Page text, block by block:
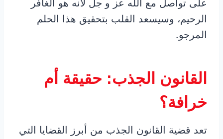
على تواصل مع الله عز و جل لأنه هو الغافر
الرحيم، وسيسعد القلب بتحقيق هذا الحلم
المرجو.
القانون الجذب: حقيقة أم
خرافة؟
تعد قضية القانون الجذب من أبرز القضايا التي